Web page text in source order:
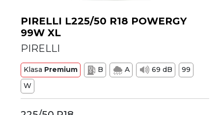
PIRELLI L225/50 R18 POWERGY
99W XL
PIRELLI
Klasa Premium B A 69 dB
99
W